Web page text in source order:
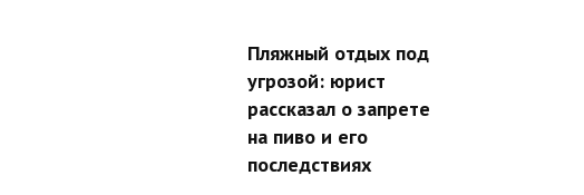
Пляжный отдых под
угрозой: юрист
рассказал о запрете
на пиво и его
последствиях